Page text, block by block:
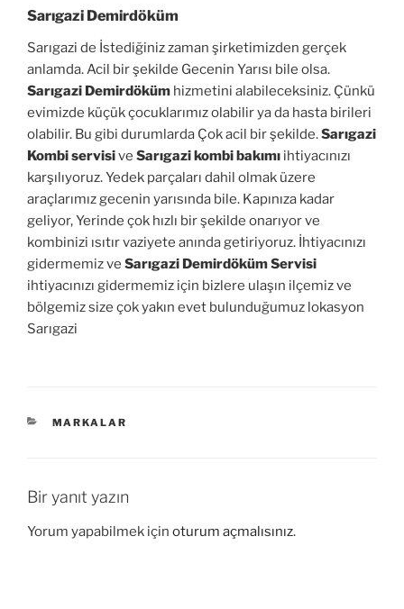
Sarıgazi Demirdöküm
Sarıgazi de İstediğiniz zaman şirketimizden gerçek
anlamda. Acil bir şekilde Gecenin Yarısı bile olsa.
Sarıgazi Demirdöküm hizmetini alabileceksiniz. Çünkü
evimizde küçük çocuklarımız olabilir ya da hasta birileri
olabilir. Bu gibi durumlarda Çok acil bir şekilde.Sarıgazi
Kombi servisive Sarıgazi kombi bakımı ihtiyacınızı
karşılıyoruz. Yedek parçaları dahil olmak üzere
araçlarımız gecenin yarısında bile. Kapınıza kadar
geliyor, Yerinde çok hızlı bir şekilde onarıyor ve
kombinizi ısıtır vaziyete anında getiriyoruz. İhtiyacınızı
gidermemiz ve Sarıgazi Demirdöküm Servisi
ihtiyacınızı gidermemiz için bizlere ulaşın ilçemiz ve
bölgemiz size çok yakın evet bulunduğumuz lokasyon
Sarıgazi
KATEGORILER
MARKALAR
Bir yanıt yazın
Yorum yapabilmek için oturum açmalısınız.